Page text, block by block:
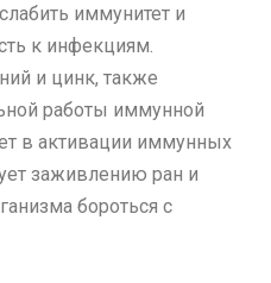
иммунитет и
к инфекциям.
и цинк, также
работы иммунной
в активации иммунных
заживлению ран и
бороться с